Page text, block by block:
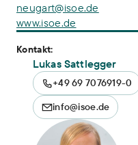
neugart@isoe.de
www.isoe.de
Kontakt:
Lukas Sattlegger
+49 69 7076919-0
info@isoe.de